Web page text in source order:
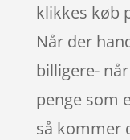
klikkes køb
Når der
billigere-
penge som
så kommer